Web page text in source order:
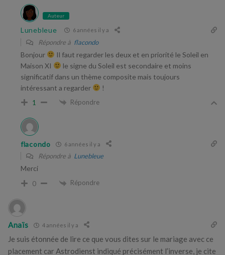
Auteur
Lunebleue 6 années il y a
Répondre à flacondo
Bonjour
Il faut regarder les deux et en priorité le Soleil en
Maison XI
le signe du Soleil est secondaire et moins
significatif dans un thème composite mais toujours
intéressant a regarder
!
1 Répondre
flacondo 6 années il y a
Répondre à Lunebleue
Merci
0 Répondre
Anaïs 4 années il y a
Je suis étonnée de lire ce que vous dites sur le mariage avec ce
placement car Astrodienst indiqué précisément l’inverse, je cite